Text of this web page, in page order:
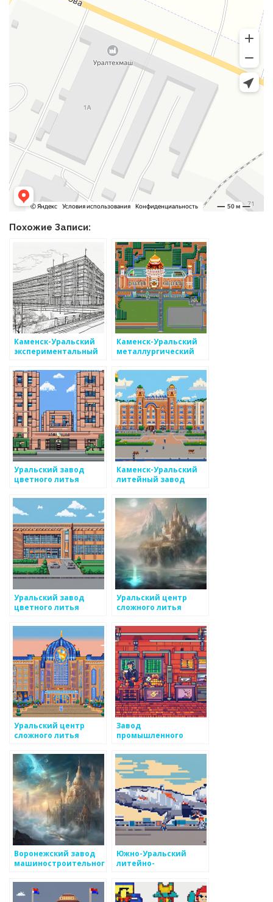
Похожие Записи:
Каменск-Уральский
экспериментальный
завод
Каменск-Уральский
металлургический
Уральский завод
цветного литья
Каменск-Уральский
литейный завод
Уральский завод
цветного литья
Уральский центр
сложного литья
Уральский центр
сложного литья
Завод
промышленного
Воронежский завод
машиностроительного
Южно-Уральский
литейно-